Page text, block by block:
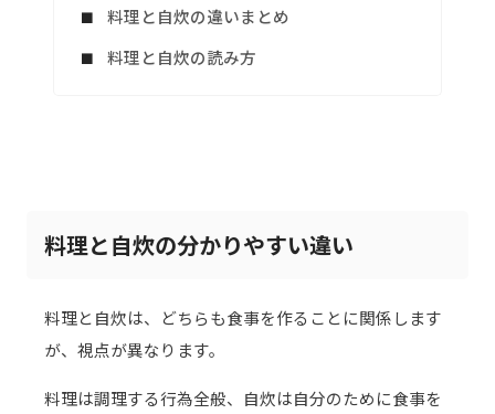
料理と自炊の違いまとめ
料理と自炊の読み方
料理と自炊の分かりやすい違い
料理と自炊は、どちらも食事を作ることに関係します
が、視点が異なります。
料理は調理する行為全般、自炊は自分のために食事を